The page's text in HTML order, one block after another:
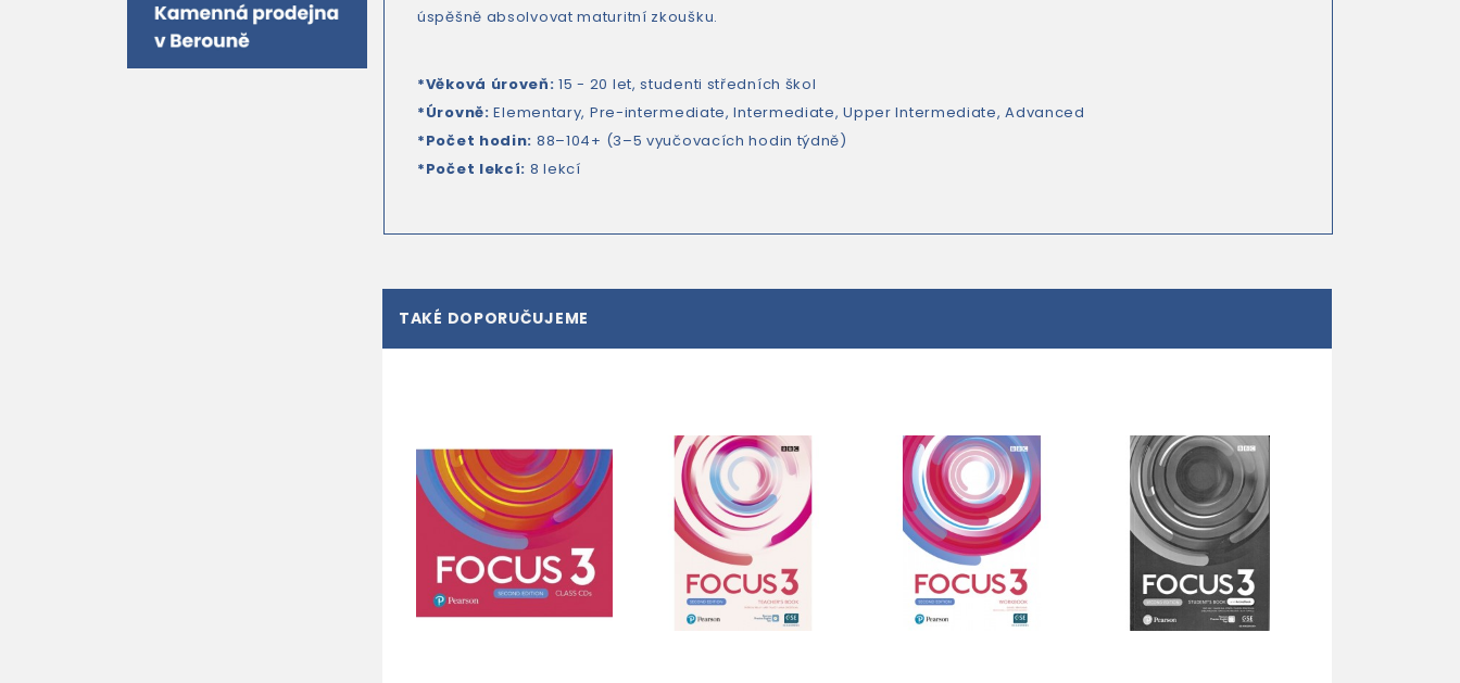
úspěšně absolvovat maturitní zkoušku.
*Věková úroveň:15 - 20 let, studenti středních škol
*Úrovně:Elementary, Pre-intermediate, Intermediate, Upper Intermediate, Advanced
*Počet hodin: 88–104+ (3–5 vyučovacích hodin týdně)
*Počet lekcí: 8 lekcí
TAKÉ DOPORUČUJEME